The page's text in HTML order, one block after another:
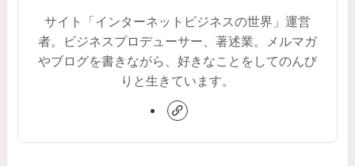
サイト「インターネットビジネスの世界」運営
者。ビジネスプロデューサー、著述業。メルマガ
やブログを書きながら、好きなことをしてのんび
りと生きています。